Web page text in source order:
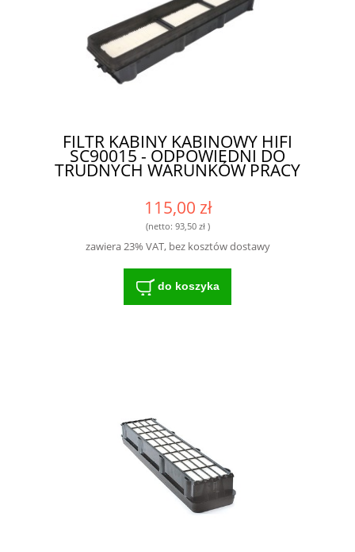
FILTR KABINY KABINOWY HIFI
SC90015 - ODPOWIEDNI DO
TRUDNYCH WARUNKÓW PRACY
115,00 zł
(netto: 93,50 zł)
zawiera 23% VAT, bez kosztów dostawy
do koszyka